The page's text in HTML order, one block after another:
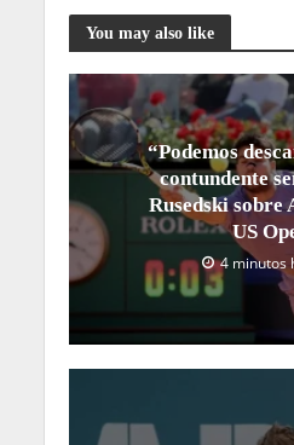
You may also like
“Podemos
contundente
Rusedski sobre
US
4 minutos